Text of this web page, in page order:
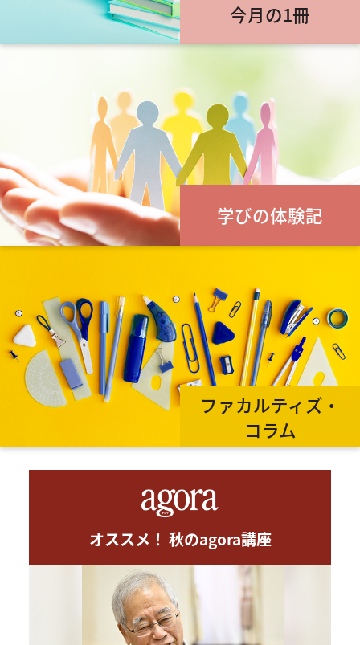
今月の1冊
学びの体験記
ファカルティズ・
コラム
オススメ！ 秋のagora講座